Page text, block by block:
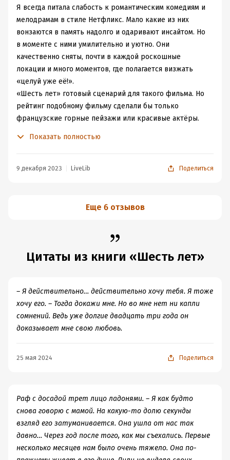
ровно. Можно найти пару - тройку моментов, где
можно поволноваться за главную героиню. Интересен
для меня оказался эпилог книги. В целом неплохой
роман для вечернего чтения.
Я всегда питала слабость к романтическим комедиям и
мелодрамам в стиле Нетфликс. Мало какие из них
вонзаются в память надолго и одаривают инсайтом. Но
в моменте с ними умилительно и уютно. Они
качественно сняты, почти в каждой роскошные
локации и много моментов, где полагается визжать
«целуй уже её!».
«Шесть лет» готовый сценарий для такого фильма. Но
рейтинг подобному фильму сделали бы только
французские горные пейзажи или красивые актёры.
вопросы и два брата, которые влюблены в неё. С одним
внимание спустя шесть лет?
почти двадцать. Вырос в молодого мужчину. Но
огромного и бородатого, да ещё и спортсмена. Не
самого умного, но самого быстрого. И он до сих пор
братец.
Мне нравятся книги с разницей в возрасте. Виктория
не мама Стифлера, их разница с Рафом всего шесть
лет. Но тут она была ох как ощутима!
вставал на дыбы, агрессивно ржал и скакал с друзьями
пить пиво.
Он слишком злой, слишком ревнивый, слишком тупой.
И это я не обзываюсь, это его характеристика себя же.
Героине хочется вручить медаль и грамоту за то, как
Показать полностью
9 декабря 2023 LiveLib Поделиться
Еще 6 отзывов
Цитаты из книги «Шесть лет»
– Я действительно… действительно хочу тебя. Я тоже
хочу его. – Тогда докажи мне. Но во мне нет ни капли
сомнений. Ведь уже долгие двадцать три года он
доказывает мне свою любовь.
25 мая 2024 Поделиться
Раф с досадой трет лицо ладонями. – Я как будто
снова говорю с мамой. На какую-то долю секунды
взгляд его затуманивается. Она ушла от нас так
давно… Через год после того, как мы съехались. Первые
несколько месяцев нам было очень тяжело. Она по-